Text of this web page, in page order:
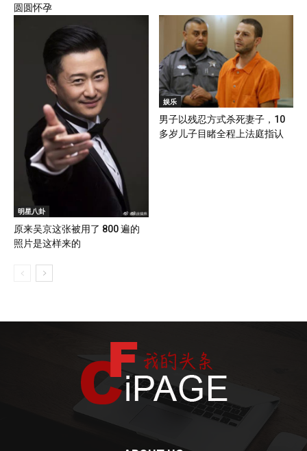
圆圆怀孕
明星八卦
原来吴京这张被用了 800 遍的
照片是这样来的
娱乐
男子以残忍方式杀死妻子，10
多岁儿子目睹全程上法庭指认